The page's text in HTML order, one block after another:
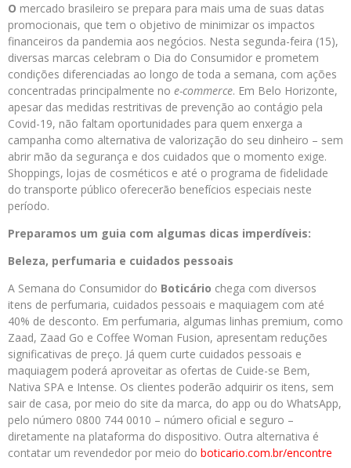
O mercado brasileiro se prepara para mais uma de suas datas
promocionais, que tem o objetivo de minimizar os impactos
financeiros da pandemia aos negócios. Nesta segunda-feira (15),
diversas marcas celebram o Dia do Consumidor e prometem
condições diferenciadas ao longo de toda a semana, com ações
concentradas principalmente no e-commerce. Em Belo Horizonte,
apesar das medidas restritivas de prevenção ao contágio pela
Covid-19, não faltam oportunidades para quem enxerga a
campanha como alternativa de valorização do seu dinheiro – sem
abrir mão da segurança e dos cuidados que o momento exige.
Shoppings, lojas de cosméticos e até o programa de fidelidade
do transporte público oferecerão benefícios especiais neste
período.
Preparamos um guia com algumas dicas imperdíveis:
Beleza, perfumaria e cuidados pessoais
A Semana do Consumidor do Boticário chega com diversos
itens de perfumaria, cuidados pessoais e maquiagem com até
40% de desconto. Em perfumaria, algumas linhas premium, como
Zaad, Zaad Go e Coffee Woman Fusion, apresentam reduções
significativas de preço. Já quem curte cuidados pessoais e
maquiagem poderá aproveitar as ofertas de Cuide-se Bem,
Nativa SPA e Intense. Os clientes poderão adquirir os itens, sem
sair de casa, por meio do site da marca, do app ou do WhatsApp,
pelo número 0800 744 0010 – número oficial e seguro –
diretamente na plataforma do dispositivo. Outra alternativa é
contatar um revendedor por meio do boticario.com.br/encontre